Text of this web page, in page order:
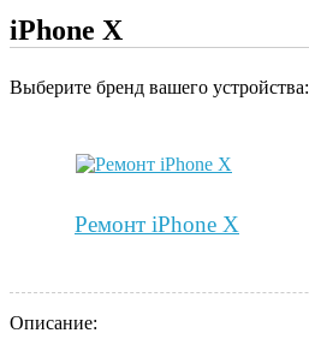
iPhone X
Выберите бренд вашего устройства:
Ремонт iPhone Х
Описание: